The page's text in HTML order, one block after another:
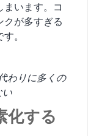
まいます。コ
クが多すぎる
。
わりに多くの
い
化する